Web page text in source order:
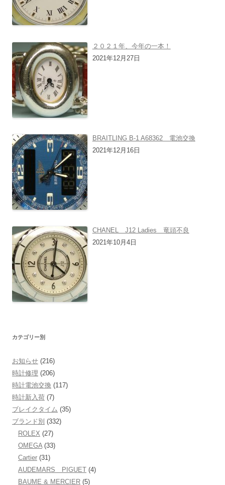
２０２１年、今年の一本！
2021年12月27日
BRAITLING B-1 A68362 電池交換
2021年12月16日
CHANEL J12 Ladies 竜頭不良
2021年10月4日
カテゴリー別
お知らせ (216)
時計修理 (206)
時計電池交換 (117)
時計新入荷 (7)
ブレイクタイム (35)
ブランド別 (332)
ROLEX (27)
OMEGA (33)
Cartier (31)
AUDEMARS PIGUET (4)
BAUME & MERCIER (5)